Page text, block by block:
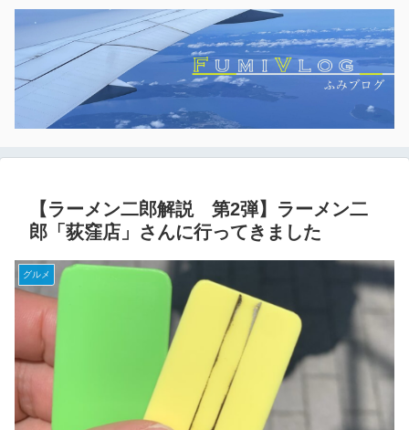
【ラーメン二郎解説 第2弾】ラーメン二
郎「荻窪店」さんに行ってきました
グルメ